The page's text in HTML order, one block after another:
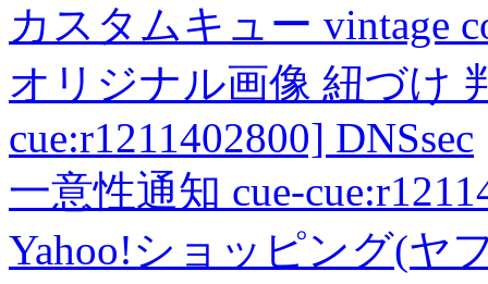
カスタムキュー vintage
オリジナル画像 紐づけ
cue:r1211402800] DNSsec
一意性通知 cue-
Yahoo!ショッピング(ヤ